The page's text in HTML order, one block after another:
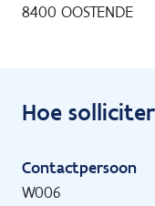
8400 OOSTENDE
Hoe
Contactpersoon
W006